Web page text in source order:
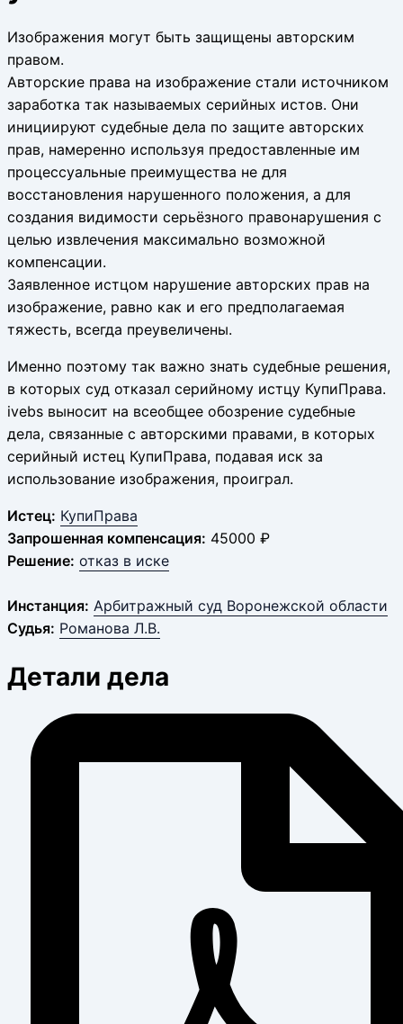
Изображения могут быть защищены авторским
правом.
Авторские права на изображение стали источником
заработка так называемых серийных истов. Они
инициируют судебные дела по защите авторских
прав, намеренно используя предоставленные им
процессуальные преимущества не для
восстановления нарушенного положения, а для
создания видимости серьёзного правонарушения с
целью извлечения максимально возможной
компенсации.
Заявленное истцом нарушение авторских прав на
изображение, равно как и его предполагаемая
тяжесть, всегда преувеличены.
Именно поэтому так важно знать судебные решения,
в которых суд отказал серийному истцу КупиПрава.
ivebs выносит на всеобщее обозрение судебные
дела, связанные с авторскими правами, в которых
серийный истец КупиПрава, подавая иск за
использование изображения, проиграл.
Истец: КупиПрава
Запрошенная компенсация: 45000 ₽
Решение: отказ в иске
Инстанция: Арбитражный суд Воронежской области
Судья: Романова Л.В.
Детали дела